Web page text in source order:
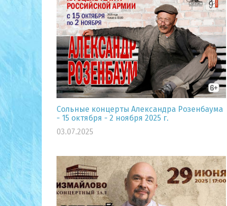
Сольные концерты Александра Розенбаума
- 15 октября - 2 ноября 2025 г.
03.07.2025